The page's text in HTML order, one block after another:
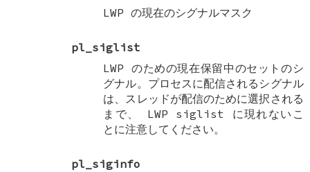
LWP の現在のシグナルマスク
pl_siglist
LWP のための現在保留中のセットのシ
グナル。プロセスに配信されるシグナル
は、スレッドが配信のために選択される
まで、 LWP siglist に現れないこ
とに注意してください。
pl_siginfo